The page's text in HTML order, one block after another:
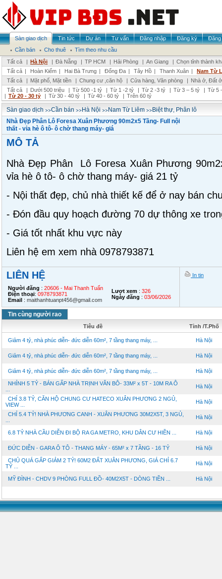
Sàn giao dịch Tin tức Dự án Tư vấn Đăng nhập Đăng ký
Đăng
Cần bán
Cho thuê
Tìm theo nhu cầu
Tất cả
| Hà Nội | Đà Nẵng | TP HCM | Hải Phòng | An Giang | Chọn tỉnh thành
Tất cả | Hoàn Kiếm | Hai Bà Trưng | Đống Đa | Tây Hồ | Thanh Xuân |
Nam Từ
Tất cả
| Mặt phố, Mặt tiền | Chung cư ,căn hộ | Cửa hàng, Văn phòng | Nhà ở, Đất ở
Tất cả
| Dưới 500 triệu | Từ 500 -1 tỷ | Từ 1 -2 tỷ | Từ 2 -3 tỷ | Từ 3 – 5 tỷ | Từ 5
| Từ 20 - 30 tỷ | Từ 30 - 40 tỷ | Từ 40 - 60 tỷ | Trên 60 tỷ
Sàn giao dịch >>Cần bán >>Hà Nội >>Nam Từ Liêm >>Biệt thự, Phân lô
Nhà Đẹp Phân Lô Foresa Xuân Phương 90m2x5 Tầng- Full nội
thất - vỉa hè ô tô- ô chờ thang máy- giá
MÔ TẢ
Nhà Đẹp Phân Lô Foresa Xuân Phương
vỉa hè ô tô- ô chờ thang máy- giá 21 tỷ
- Nội thất đẹp, chủ nhà thiết kế để ở nay bán
- Đón đầu quy hoạch đường 70 dự thông xe
- Giá tốt nhất khu vực này
Liên hệ em xem nhà 0978793871
LIÊN HỆ
Người đăng : 20606 - Mai Thanh Tuấn
Điện thoại: 0978793871
Email : maithanhtuanpt456@gmail.com
Lượt xem : 326
Ngày đăng : 03/06/2026
In tin
Tin cùng người rao
Tiêu đề Tỉnh /T.Phố
Giảm 4 tỷ, nhà phúc diễn- đức diễn 60m², 7 tầng thang máy, ... Hà Nội
Giảm 4 tỷ, nhà phúc diễn- đức diễn 60m², 7 tầng thang máy, ... Hà Nội
Giảm 4 tỷ, nhà phúc diễn- đức diễn 60m², 7 tầng thang máy, ... Hà Nội
NHỈNH 5 TỶ - BÁN GẤP NHÀ TRỊNH VĂN BÔ- 33M² x 5T - 10M RA Ô
Hà Nội
CHỈ 3.8 TỶ, CĂN HỘ CHUNG CƯ HATECO XUÂN PHƯƠNG 2 NGỦ,
VIEW ...
Hà Nội
CHỈ 5.4 TỶ! NHÀ PHƯƠNG CANH - XUÂN PHƯƠNG 30M2X5T, 3 NGỦ,
Hà Nội
6.8 TỶ NHÀ CẦU DIỄN ĐI BỘ RA GA METRO, KHU DÂN CƯ HIỀN ... Hà Nội
ĐỨC DIỄN - GARA Ô TÔ - THANG MÁY - 65M² x 7 TẦNG - 16 TỶ Hà Nội
CHỦ QUÁ GẤP GIẢM 2 TỶ! 60M2 ĐẤT XUÂN PHƯƠNG, GIÁ CHỈ 6.7
TỶ ...
Hà Nội
MỸ ĐÌNH - CHDV 9 PHÒNG FULL ĐỒ- 40M2X5T - DÒNG TIỀN ... Hà Nội